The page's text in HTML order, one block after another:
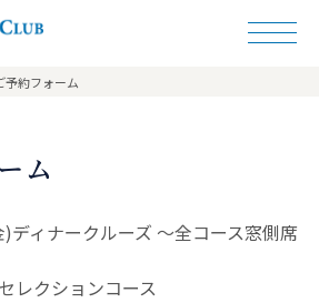
ザ・クルーズクラ
予約フォーム
ム
ディナークルーズ ～全コース窓側席
レクションコース